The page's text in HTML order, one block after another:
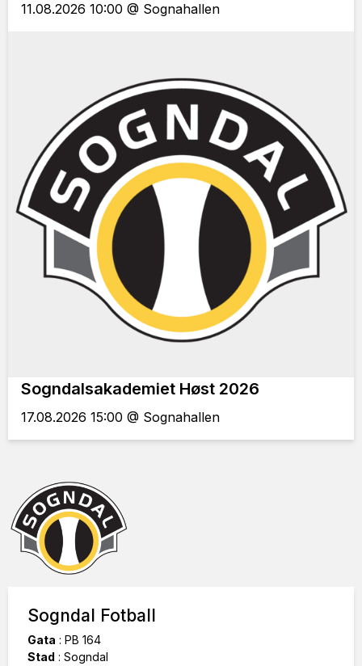
11.08.2026 10:00 @ Sognahallen
Sogndalsakademiet Høst 2026
17.08.2026 15:00 @ Sognahallen
Sogndal Fotball
Gata : PB 164
Stad : Sogndal